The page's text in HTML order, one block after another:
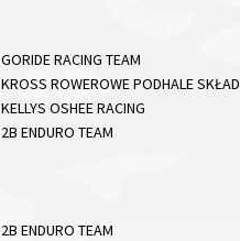
GORIDE RACING TEAM
KROSS ROWEROWE PODHALE SKŁAD
KELLYS OSHEE RACING
2B ENDURO TEAM
2B ENDURO TEAM